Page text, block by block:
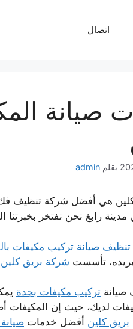
اتصال
صيانة
بقلم admin
هي أفضل شركة تنظيف
مدينة رابغ نحن نفتخر
صيانة تركيب مكيفات
تأسست شركة بريق كلين
تركيب مكيفات بجدة
لديك، حيث إن المكيفات
بريق كلين أفضل خدمات